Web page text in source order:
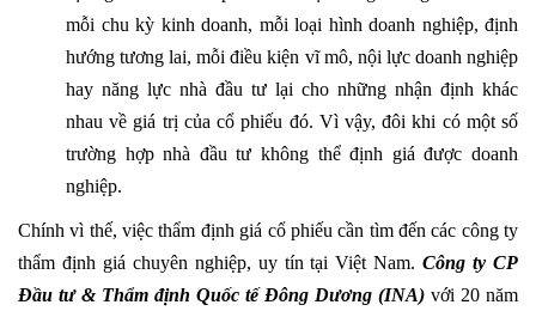
mỗi chu kỳ kinh doanh, mỗi loại hình doanh nghiệp, định
hướng tương lai, mỗi điều kiện vĩ mô, nội lực doanh nghiệp
hay năng lực nhà đầu tư lại cho những nhận định khác
nhau về giá trị của cổ phiếu đó. Vì vậy, đôi khi có một số
trường hợp nhà đầu tư không thể định giá được doanh
nghiệp.
Chính vì thế, việc thẩm định giá cổ phiếu cần tìm đến các công ty
thẩm định giá chuyên nghiệp, uy tín tại Việt Nam.Công ty CP
Đầu tư & Thẩm định Quốc tế Đông Dương (INA) với 20 năm